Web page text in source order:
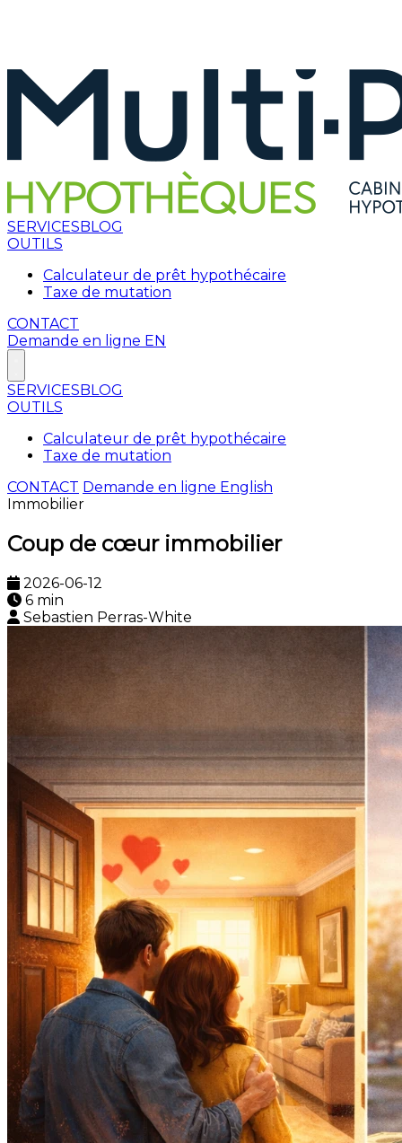
SERVICESBLOG
OUTILS
Calculateur de prêt hypothécaire
Taxe de mutation
CONTACT
Demande en ligne EN
SERVICESBLOG
OUTILS
Calculateur de prêt hypothécaire
Taxe de mutation
CONTACT Demande en ligne English
Immobilier
Coup de cœur immobilier
2026-06-12
6 min
Sebastien Perras-White